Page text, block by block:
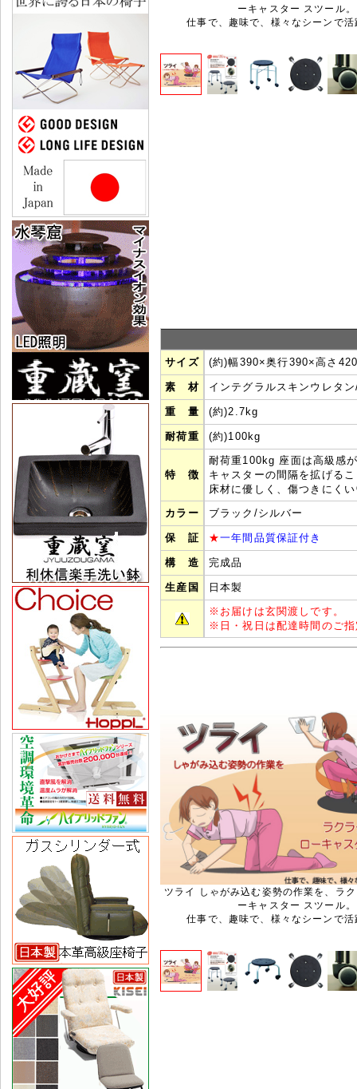
ーキャスター スツール。
仕事で、趣味で、様々なシーンで
サイズ (約)幅390×奥行390×高さ
素 材 インテグラルスキンウレタ
重 量 (約)2.7kg
耐荷重 (約)100kg
特 徴
耐荷重100kg 座面は高級感
キャスターの間隔を拡げる
床材に優しく、傷つきにく
カラー
ブラック/シルバー
保 証 ★一年間品質保証付き
構 造 完成品
生産国
日本製
※ お届けは玄関渡しです。
※ 日・祝日は配達時間のご
ツライ しゃがみ込む姿勢の作業を、ラ
ーキャスター スツール。
仕事で、趣味で、様々なシーンで